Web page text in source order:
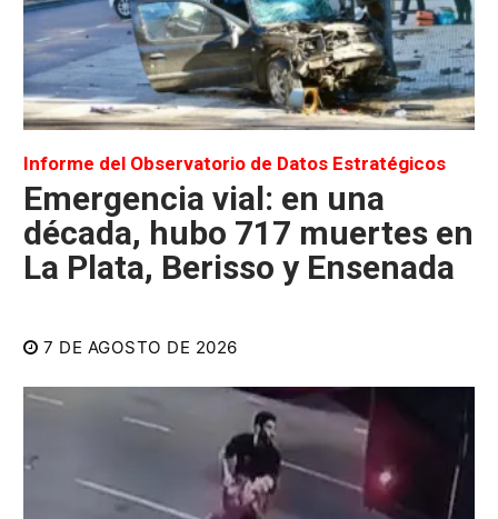
Informe del Observatorio de Datos Estratégicos
Emergencia vial: en una
década, hubo 717 muertes en
La Plata, Berisso y Ensenada
7 DE AGOSTO DE 2026